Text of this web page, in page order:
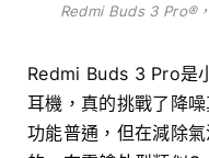
Redmi Buds 3 Pro®
Redmi Buds 3 Pro是
耳機，真的挑戰了降
功能普通，但在減除